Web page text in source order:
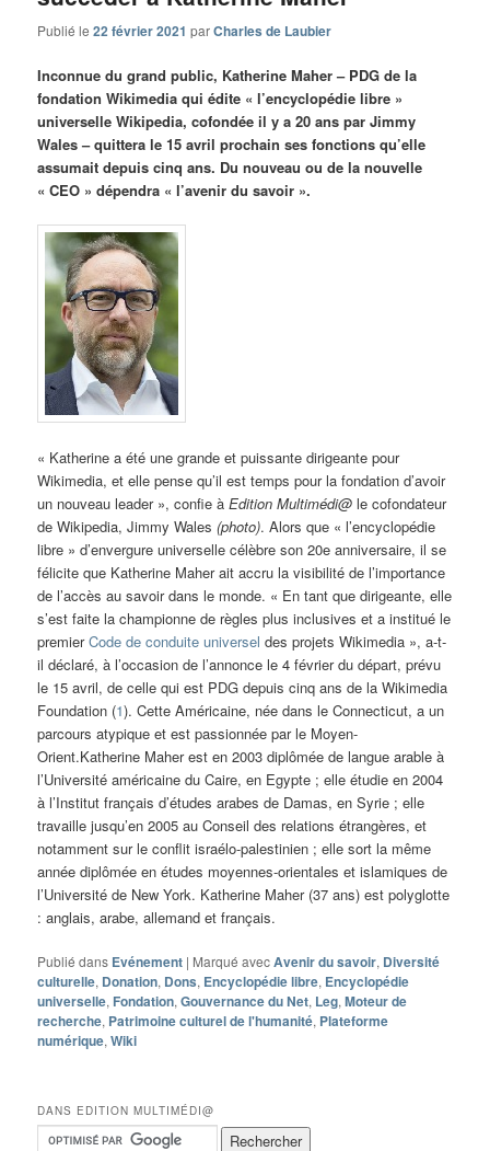
Publié le22 février 2021 parCharles de Laubier
Inconnue du grand public, Katherine Maher – PDG de la
fondation Wikimedia qui édite « l’encyclopédie libre »
universelle Wikipedia, cofondée il y a 20 ans par Jimmy
Wales – quittera le 15 avril prochain ses fonctions qu’elle
assumait depuis cinq ans. Du nouveau ou de la nouvelle
« CEO » dépendra « l’avenir du savoir ».
« Katherine a été une grande et puissante dirigeante pour
Wikimedia, et elle pense qu’il est temps pour la fondation d’avoir
un nouveau leader », confie àEdition Multimédi@ le cofondateur
de Wikipedia, Jimmy Wales(photo). Alors que « l’encyclopédie
libre » d’envergure universelle célèbre son 20e anniversaire, il se
félicite que Katherine Maher ait accru la visibilité de l’importance
de l’accès au savoir dans le monde. « En tant que dirigeante, elle
s’est faite la championne de règles plus inclusives et a institué le
premierCode de conduite universel des projets Wikimedia », a-t-
il déclaré, à l’occasion de l’annonce le 4 février du départ, prévu
le 15 avril, de celle qui est PDG depuis cinq ans de la Wikimedia
Foundation (1). Cette Américaine, née dans le Connecticut, a un
parcours atypique et est passionnée par le Moyen-
Orient.Katherine Maher est en 2003 diplômée de langue arable à
l’Université américaine du Caire, en Egypte ; elle étudie en 2004
à l’Institut français d’études arabes de Damas, en Syrie ; elle
travaille jusqu’en 2005 au Conseil des relations étrangères, et
notamment sur le conflit israélo-palestinien ; elle sort la même
année diplômée en études moyennes-orientales et islamiques de
l’Université de New York. Katherine Maher (37 ans) est polyglotte
: anglais, arabe, allemand et français.
Publié dans Evénement | Marqué avecAvenir du savoir, Diversité
culturelle, Donation, Dons, Encyclopédie libre, Encyclopédie
universelle, Fondation,Gouvernance du Net, Leg,Moteur de
recherche, Patrimoine culturel de l'humanité, Plateforme
numérique,Wiki
DANS EDITION MULTIMÉDI@